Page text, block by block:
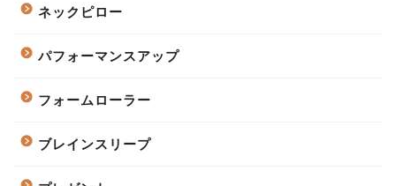
ネックピロー
パフォーマンスアップ
フォームローラー
ブレインスリープ